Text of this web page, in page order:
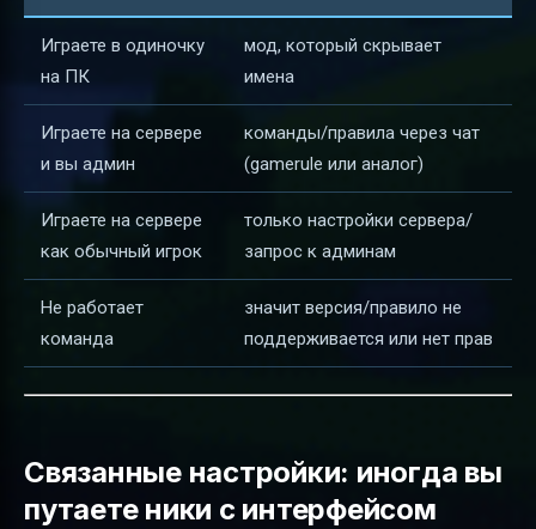
Играете в одиночку
на ПК
мод, который скрывает
имена
Играете на сервере
и вы админ
команды/правила через чат
(gamerule или аналог)
Играете на сервере
как обычный игрок
только настройки сервера/
запрос к админам
Не работает
команда
значит версия/правило не
поддерживается или нет прав
Связанные настройки: иногда вы
путаете ники с интерфейсом